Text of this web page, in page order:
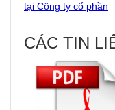
tại Công ty cổ phần
CÁC TIN